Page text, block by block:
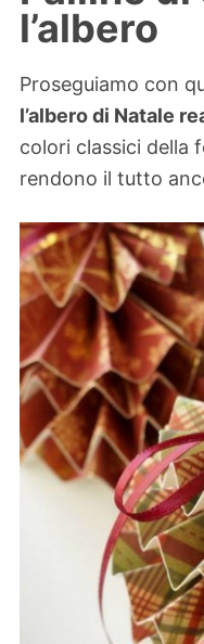
l’albero
Proseguiamo con
l’albero di Natale
colori classici della
rendono il tutto